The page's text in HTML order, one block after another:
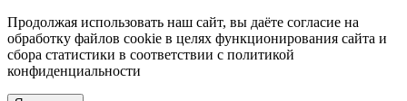
Продолжая использовать наш сайт, вы даёте согласие на
обработку файлов cookie в целях функционирования сайта и
сбора статистики в соответствии с политикой
конфиденциальности